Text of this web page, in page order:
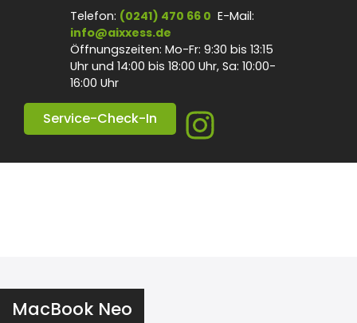
Telefon: (0241) 470 66 0 E-Mail:
info@aixxess.de
Öffnungszeiten: Mo-Fr: 9:30 bis 13:15
Uhr und 14:00 bis 18:00 Uhr, Sa: 10:00-
16:00 Uhr
Service-Check-In
MacBook Neo